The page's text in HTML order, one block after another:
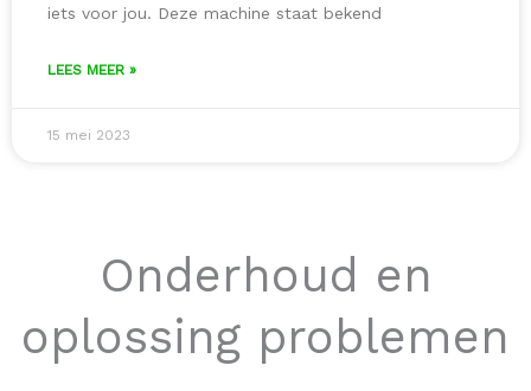
iets voor jou. Deze machine staat bekend
LEES MEER »
15 mei 2023
Onderhoud en
oplossing problemen